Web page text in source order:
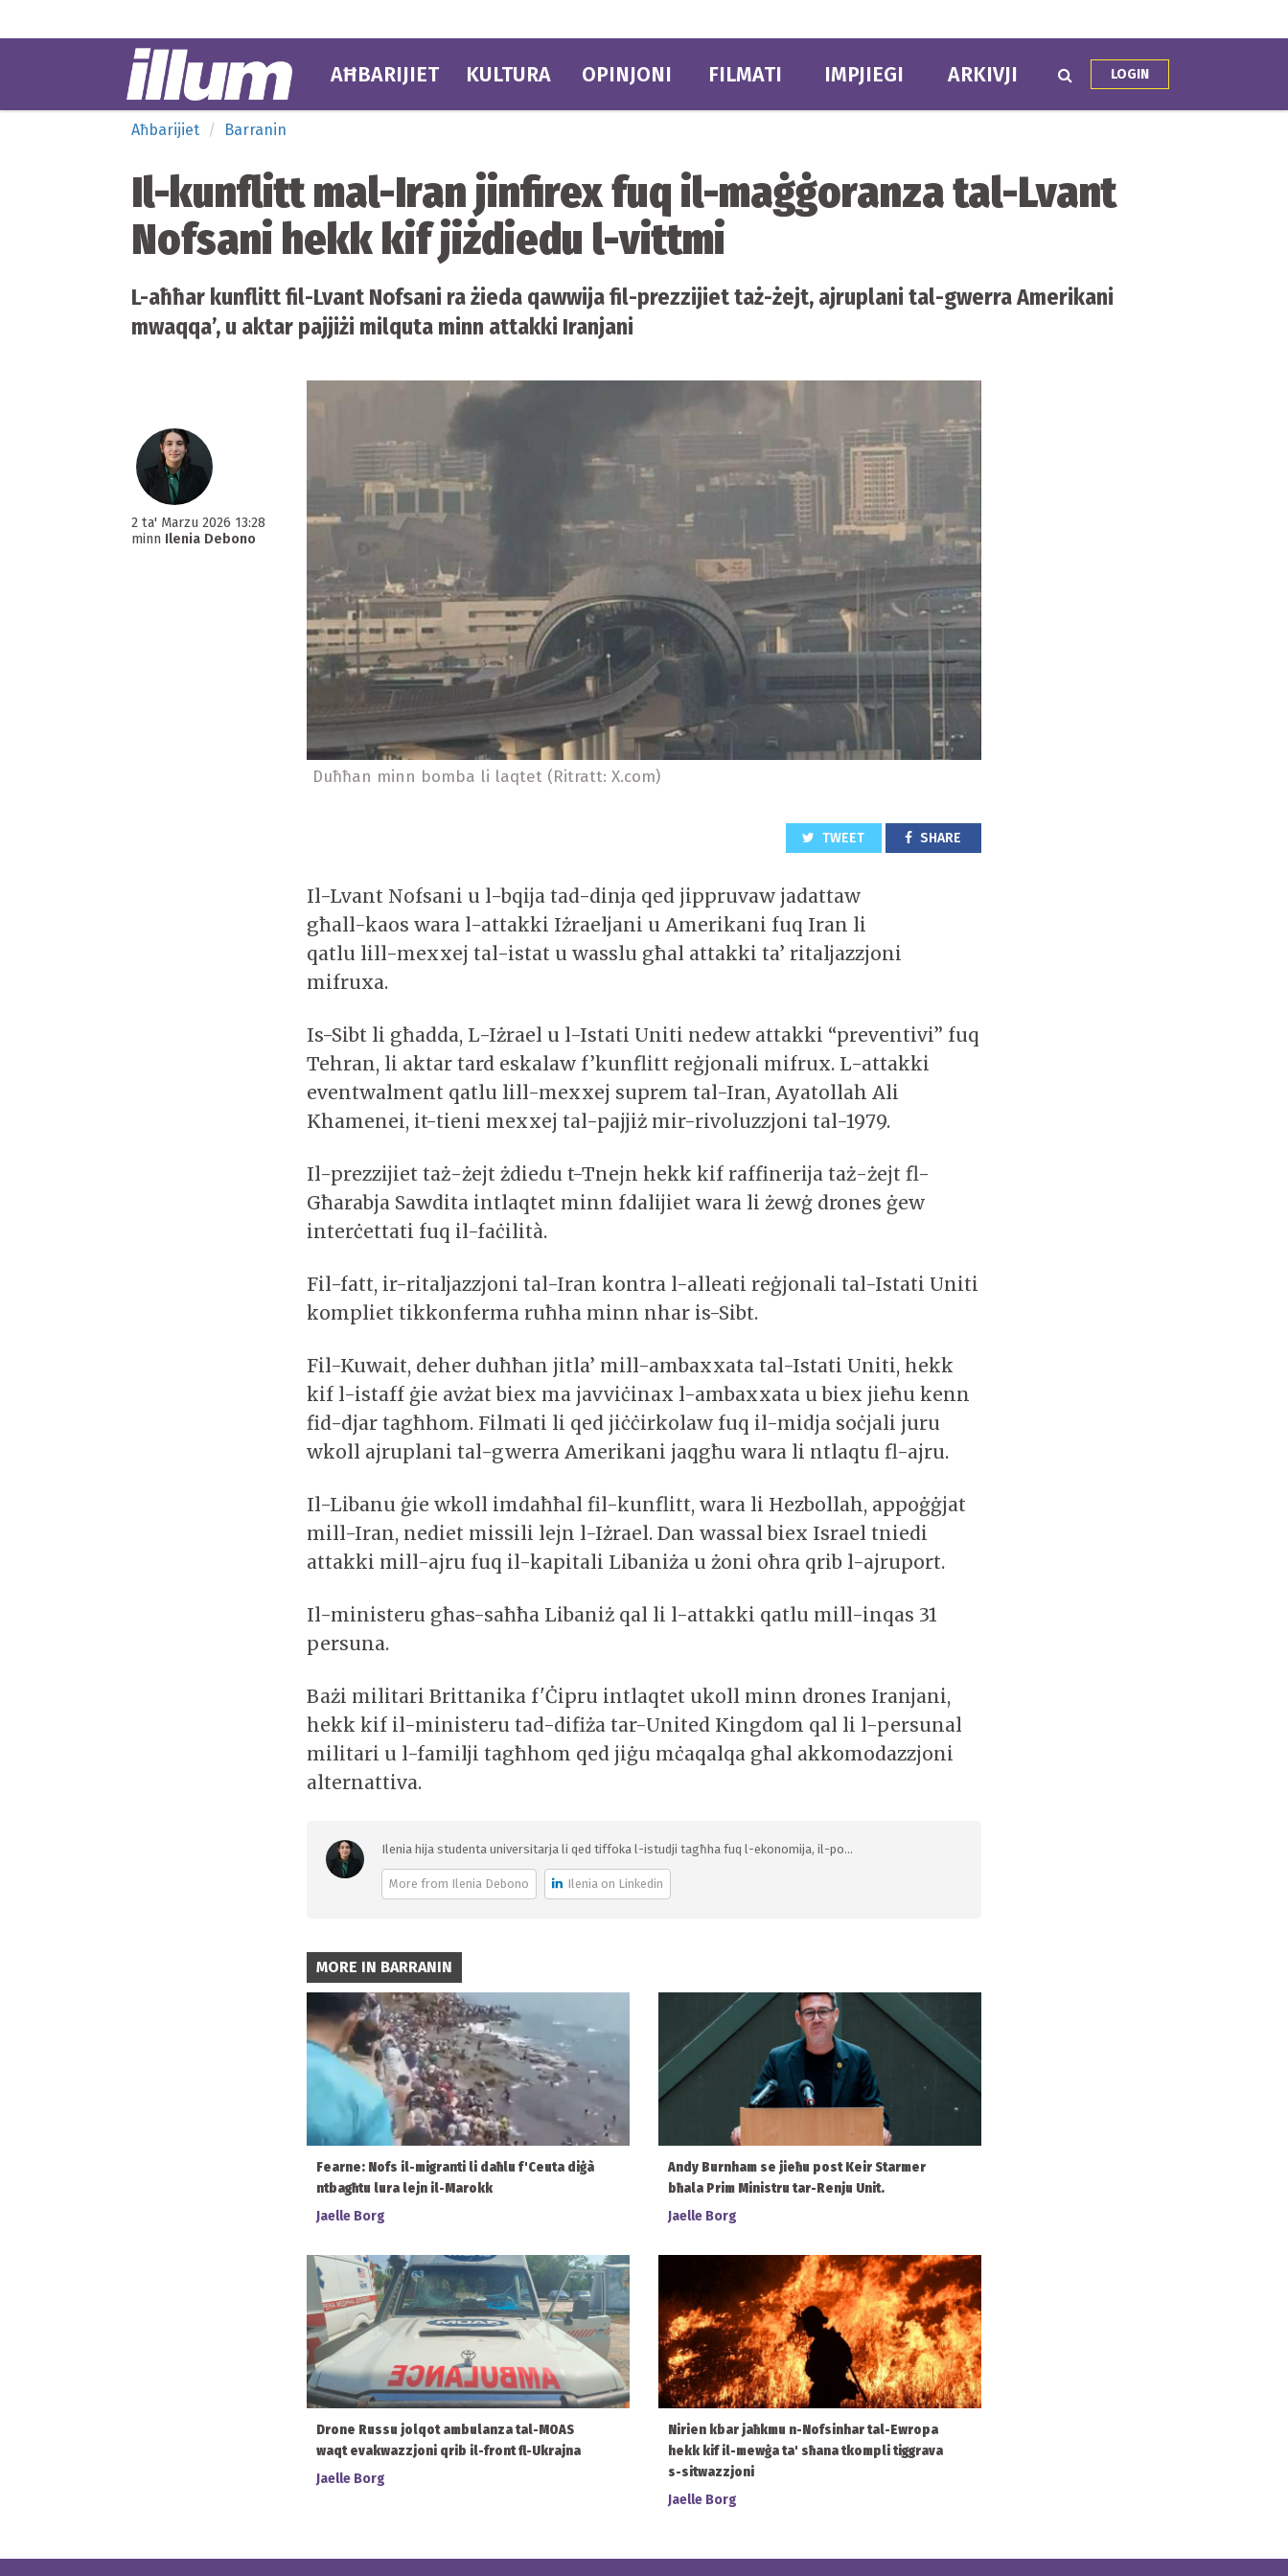
AĦBARIJIET KULTURA OPINJONI FILMATI IMPJIEGI ARKIVJI LOGIN
Aħbarijiet Barranin
Il-kunflitt mal-Iran jinfirex fuq il-maġġoranza tal-Lvant
Nofsani hekk kif jiżdiedu l-vittmi
L-aħħar kunflitt fil-Lvant Nofsani ra żieda qawwija fil-prezzijiet taż-żejt, ajruplani tal-gwerra Amerikani
mwaqqa’, u aktar pajjiżi milquta minn attakki Iranjani
2 ta' Marzu 2026 13:28
minn Ilenia Debono
Duħħan minn bomba li laqtet (Ritratt: X.com)
TWEET SHARE
Il-Lvant Nofsani u l-bqija tad-dinja qed jippruvaw jadattaw
għall-kaos wara l-attakki Iżraeljani u Amerikani fuq Iran li
qatlu lill-mexxej tal-istat u wasslu għal attakki ta’ ritaljazzjoni
mifruxa.
Is-Sibt li għadda, L-Iżrael u l-Istati Uniti nedew attakki “preventivi” fuq
Tehran, li aktar tard eskalaw f’kunflitt reġjonali mifrux. L-attakki
eventwalment qatlu lill-mexxej suprem tal-Iran, Ayatollah Ali
Khamenei, it-tieni mexxej tal-pajjiż mir-rivoluzzjoni tal-1979.
Il-prezzijiet taż-żejt żdiedu t-Tnejn hekk kif raffinerija taż-żejt fl-
Għarabja Sawdita intlaqtet minn fdalijiet wara li żewġ drones ġew
interċettati fuq il-faċilità.
Fil-fatt, ir-ritaljazzjoni tal-Iran kontra l-alleati reġjonali tal-Istati Uniti
kompliet tikkonferma ruħha minn nhar is-Sibt.
Fil-Kuwait, deher duħħan jitla’ mill-ambaxxata tal-Istati Uniti, hekk
kif l-istaff ġie avżat biex ma javviċinax l-ambaxxata u biex jieħu kenn
fid-djar tagħhom. Filmati li qed jiċċirkolaw fuq il-midja soċjali juru
wkoll ajruplani tal-gwerra Amerikani jaqgħu wara li ntlaqtu fl-ajru.
Il-Libanu ġie wkoll imdaħħal fil-kunflitt, wara li Hezbollah, appoġġjat
mill-Iran, nediet missili lejn l-Iżrael. Dan wassal biex Israel tniedi
attakki mill-ajru fuq il-kapitali Libaniża u żoni oħra qrib l-ajruport.
Il-ministeru għas-saħħa Libaniż qal li l-attakki qatlu mill-inqas 31
persuna.
Bażi militari Brittanika f'Ċipru intlaqtet ukoll minn drones Iranjani,
hekk kif il-ministeru tad-difiża tar-United Kingdom qal li l-persunal
militari u l-familji tagħhom qed jiġu mċaqalqa għal akkomodazzjoni
alternattiva.
Ilenia hija studenta universitarja li qed tiffoka l-istudji tagħha fuq l-ekonomija, il-po...
More from Ilenia Debono Ilenia on Linkedin
MORE IN BARRANIN
Fearne: Nofs il-migranti li daħlu f'Ceuta diġà
ntbagħtu lura lejn il-Marokk
Jaelle Borg
Andy Burnham se jieħu post Keir Starmer
bħala Prim Ministru tar-Renju Unit.
Jaelle Borg
Drone Russu jolqot ambulanza tal-MOAS
waqt evakwazzjoni qrib il-front fl-Ukrajna
Jaelle Borg
Nirien kbar jaħkmu n-Nofsinhar tal-Ewropa
hekk kif il-mewġa ta' sħana tkompli tiggrava
s-sitwazzjoni
Jaelle Borg